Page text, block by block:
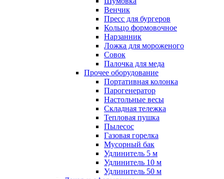
Венчик
Пресс для бургеров
Кольцо формовочное
Нарзанник
Ложка для мороженого
Совок
Палочка для меда
Прочее оборудование
Портативная колонка
Парогенератор
Настольные весы
Складная тележка
Тепловая пушка
Пылесос
Газовая горелка
Мусорный бак
Удлинитель 5 м
Удлинитель 10 м
Удлинитель 50 м